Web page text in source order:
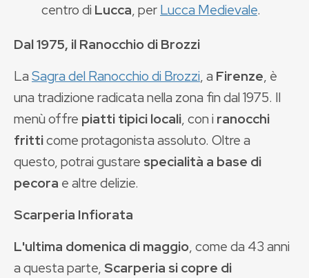
centro di Lucca, perLucca Medievale.
Dal 1975, il Ranocchio di Brozzi
LaSagra del Ranocchio di Brozzi, a Firenze, è
una tradizione radicata nella zona fin dal 1975. Il
menù offre piatti tipici locali, con i ranocchi
fritticome protagonista assoluto. Oltre a
questo, potrai gustare specialità a base di
pecora e altre delizie.
Scarperia Infiorata
L'ultima domenica di maggio, come da 43 anni
a questa parte,Scarperia si copre di